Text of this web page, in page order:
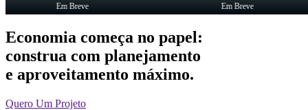
Em Breve Em Breve
Economia começa no papel:
construa com planejamento
e aproveitamento máximo.
Quero Um Projeto